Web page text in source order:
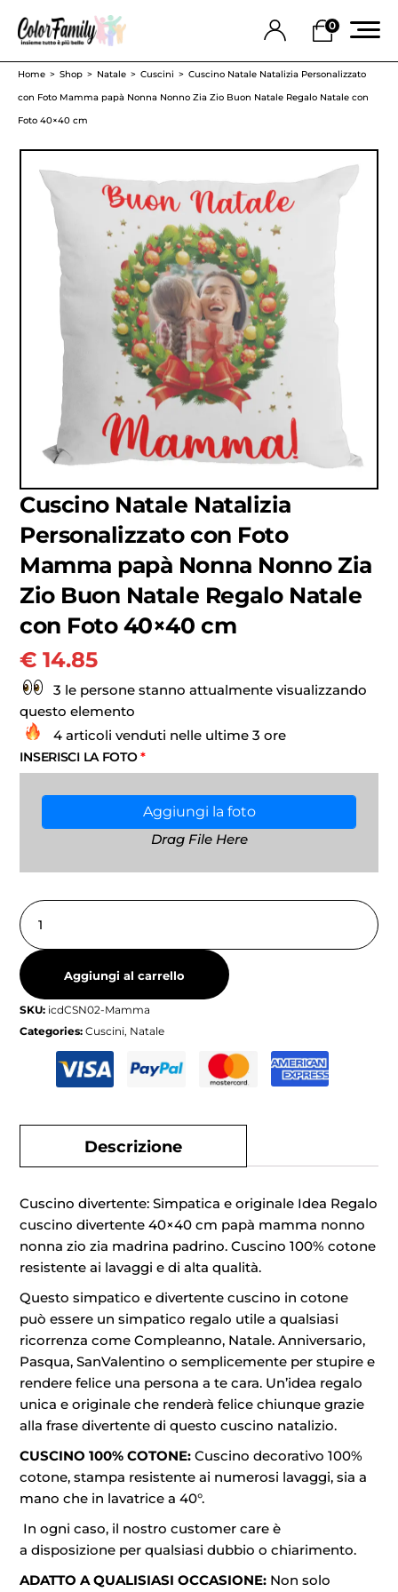
0
Home Shop Natale Cuscini
Cuscino Natale Natalizia Personalizzato
con Foto Mamma papà Nonna Nonno Zia Zio Buon Natale Regalo Natale con
Foto 40×40 cm
Cuscino Natale Natalizia
Personalizzato con Foto
Mamma papà Nonna Nonno Zia
Zio Buon Natale Regalo Natale
con Foto 40×40 cm
€ 14.85
3 le persone stanno attualmente visualizzando
questo elemento
4 articoli venduti nelle ultime 3 ore
INSERISCI LA FOTO*
Aggiungi la foto
Drag File Here
Aggiungi al carrello
SKU: icdCSN02-Mamma
Categories:Cuscini, Natale
Descrizione
Cuscino divertente: Simpatica e originale Idea Regalo
cuscino divertente 40×40 cm papà mamma nonno
nonna zio zia madrina padrino. Cuscino 100% cotone
resistente ai lavaggi e di alta qualità.
Questo simpatico e divertente cuscino in cotone
può essere un simpatico regalo utile a qualsiasi
ricorrenza come Compleanno, Natale. Anniversario,
Pasqua, SanValentino o semplicemente per stupire e
rendere felice una persona a te cara. Un’idea regalo
unica e originale che renderà felice chiunque grazie
alla frase divertente di questo cuscino natalizio.
CUSCINO 100% COTONE: Cuscino decorativo 100%
cotone, stampa resistente ai numerosi lavaggi, sia a
mano che in lavatrice a 40°.
In ogni caso, il nostro customer care è
a disposizione per qualsiasi dubbio o chiarimento.
ADATTO A QUALISIASI OCCASIONE: Non solo